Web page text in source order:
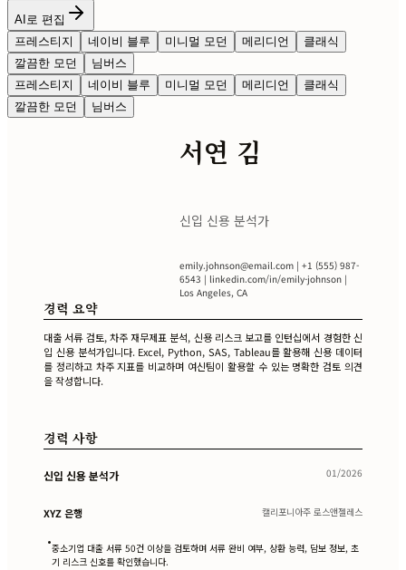
AI로 편집
프레스티지
네이비 블루 미니멀 모던 메리디언
클래식
깔끔한 모던
님버스
프레스티지
네이비 블루 미니멀 모던 메리디언
클래식
깔끔한 모던
님버스
서연 김
신입 신용 분석가
emily.johnson@email.com | +1 (555) 987-
6543 | linkedin.com/in/emily-johnson |
Los Angeles, CA
경력 요약
대출 서류 검토, 차주 재무제표 분석, 신용 리스크 보고를 인턴십에서 경험한 신
입 신용 분석가입니다. Excel, Python, SAS, Tableau를 활용해 신용 데이터
를 정리하고 차주 지표를 비교하며 여신팀이 활용할 수 있는 명확한 검토 의견
을 작성합니다.
경력 사항
신입 신용 분석가 01/2026
XYZ 은행 캘리포니아주 로스앤젤레스
•중소기업 대출 서류 50건 이상을 검토하며 서류 완비 여부, 상환 능력, 담보 정보, 초
기 리스크 신호를 확인했습니다.